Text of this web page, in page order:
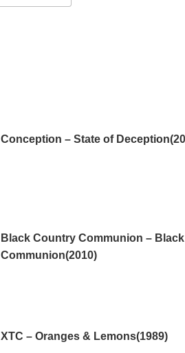
Conception – State of
Black Country Communion –
Communion(2010)
XTC – Oranges & Lemons(1989)